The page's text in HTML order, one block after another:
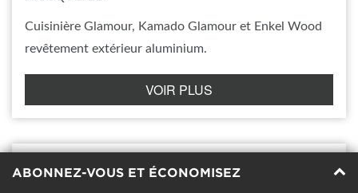
Cuisinière Glamour, Kamado Glamour et Enkel Wood
revêtement extérieur aluminium.
VOIR PLUS
GROUPE ROUSSO
ABONNEZ-VOUS ET ÉCONOMISEZ